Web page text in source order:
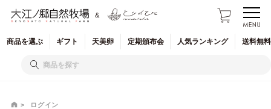
&
商品を選ぶ ギフト 天美卵 定期頒布会 人気ランキング 送料無
ログイン